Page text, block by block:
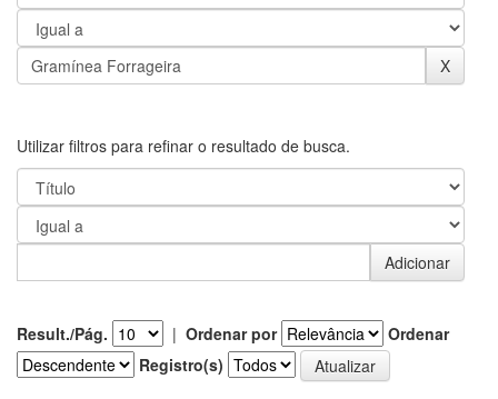
Utilizar filtros para refinar o resultado de busca.
Result./Pág. | Ordenar por
Ordenar
Registro(s)